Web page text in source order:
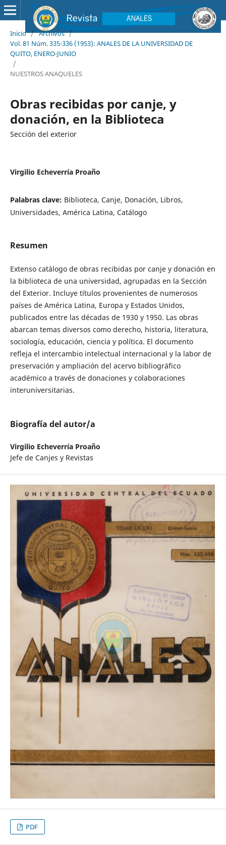
Inicio / Archivos /
Vol. 81 Núm. 335-336 (1953): ANALES DE LA UNIVERSIDAD DE
QUITO, ENERO-JUNIO
/
NUESTROS ANAQUELES
Obras recibidas por canje, y
donación, en la Biblioteca
Sección del exterior
Virgilio Echeverría Proaño
Palabras clave: Biblioteca, Canje, Donación, Libros,
Universidades, América Latina, Catálogo
Resumen
Extenso catálogo de obras recibidas por canje y donación en
la biblioteca de una universidad, agrupadas en la Sección
del Exterior. Incluye títulos provenientes de numerosos
países de América Latina, Europa y Estados Unidos,
publicados entre las décadas de 1930 y 1950. Las obras
abarcan temas diversos como derecho, historia, literatura,
sociología, educación, ciencia y política. El documento
refleja el intercambio intelectual internacional y la labor de
preservación y ampliación del acervo bibliográfico
académico a través de donaciones y colaboraciones
interuniversitarias.
Biografía del autor/a
Virgilio Echeverría Proaño
Jefe de Canjes y Revistas
PDF